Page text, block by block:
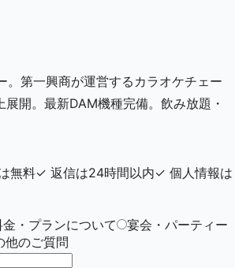
。第一興商が運営するカラオケチェー
開。最新DAM機種完備。飲み放題・
無料✓ 返信は24時間以内✓ 個人情報は
金・プランについて
宴会・パーティー
他のご質問